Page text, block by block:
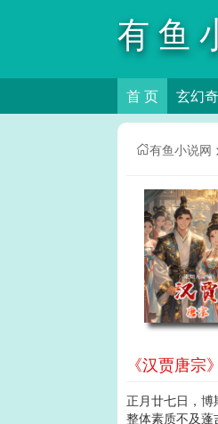
有鱼
首 页 玄幻
有鱼小说网
《汉贾唐宗
正月廿七日，
整体素质不及